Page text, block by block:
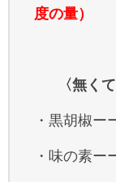
度の量）
〈無く
・黒胡椒ー
・味の素ー